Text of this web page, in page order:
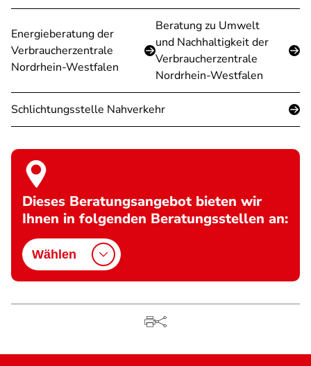
Energieberatung der
Verbraucherzentrale
Nordrhein-Westfalen
Beratung zu Umwelt
und Nachhaltigkeit der
Verbraucherzentrale
Nordrhein-Westfalen
Schlichtungsstelle Nahverkehr
Dieses Beratungsangebot bieten wir
Ihnen in folgenden Beratungsstellen an:
Wählen